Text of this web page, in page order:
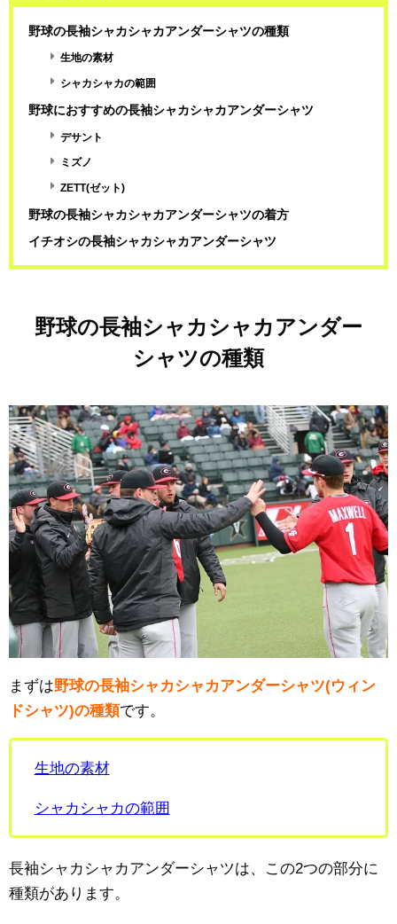
野球の長袖シャカシャカアンダーシャツの種類
生地の素材
シャカシャカの範囲
野球におすすめの長袖シャカシャカアンダーシャツ
デサント
ミズノ
ZETT(ゼット)
野球の長袖シャカシャカアンダーシャツの着方
イチオシの長袖シャカシャカアンダーシャツ
野球の長袖シャカシャカアンダー
シャツの種類
まずは野球の長袖シャカシャカアンダーシャツ(ウィン
ドシャツ)の種類です。
生地の素材
シャカシャカの範囲
長袖シャカシャカアンダーシャツは、この2つの部分に
種類があります。